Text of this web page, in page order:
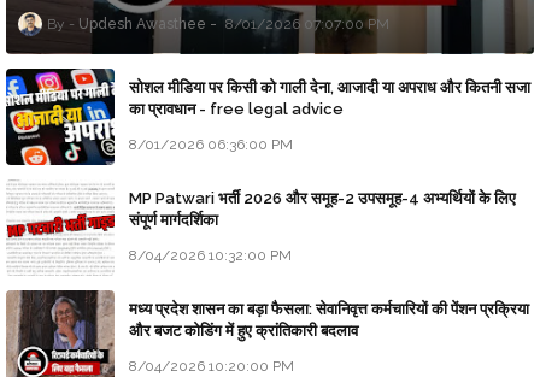
Updesh Awasthee 8/01/2026 07:07:00 PM
सोशल मीडिया पर किसी को गाली देना, आजादी या अपराध और कितनी सजा
का प्रावधान - free legal advice
8/01/2026 06:36:00 PM
MP Patwari भर्ती 2026 और समूह-2 उपसमूह-4 अभ्यर्थियों के लिए
संपूर्ण मार्गदर्शिका
8/04/2026 10:32:00 PM
मध्य प्रदेश शासन का बड़ा फैसला: सेवानिवृत्त कर्मचारियों की पेंशन प्रक्रिया
और बजट कोडिंग में हुए क्रांतिकारी बदलाव
8/04/2026 10:20:00 PM